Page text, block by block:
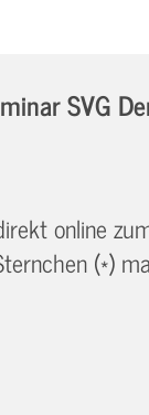
SVG
online
(*)